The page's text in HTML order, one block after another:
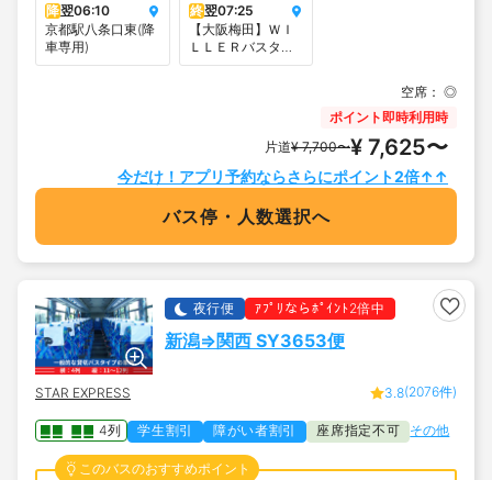
す）
降翌06:10
京都駅八条口東(降
車専用)
終翌07:25
【大阪梅田】ＷＩ
ＬＬＥＲバスター
ミナル大阪梅田
空席： ◎
ポイント即時利用時
片道¥ 7,700〜¥ 7,625〜
今だけ！アプリ予約ならさらにポイント2倍↑↑
バス停・人数選択へ
夜行便 ｱﾌﾟﾘならﾎﾟｲﾝﾄ2倍中
新潟⇒関西 SY3653便
STAR EXPRESS 3.8(2076件)
4列 学生割引 障がい者割引 座席指定不可 その他
このバスのおすすめポイント